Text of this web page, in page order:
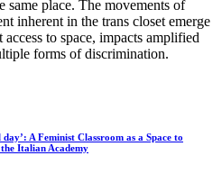
same place. The movements of
inherent in the trans closet emerge
to space, impacts amplified
forms of discrimination.
A Feminist Classroom as a Space to
Italian Academy